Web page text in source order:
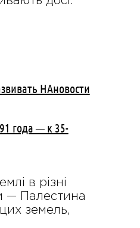
НАновости
года — к 35-
в різні
— Палестина
земель,